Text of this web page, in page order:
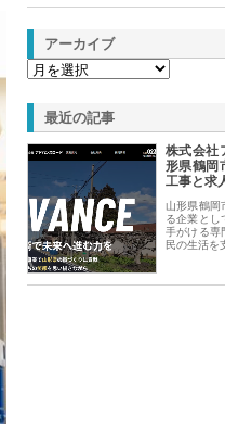
アーカイブ
最近の記事
株式会社
形県鶴岡
工事と求
山形県鶴岡
る企業とし
手がける専
民の生活を